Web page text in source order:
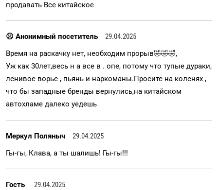
продавать Все китайское
☹ Анонимный посетитель
29.04.2025
Время на раскачку нет, необходим прорыв🤣🤣🤣,
Уж как 30лет,весь н а все в . опе, потому что тупые дураки,
ленивое ворье , пьянь и наркоманы.Просите на коленях ,
что бы западные бренды вернулись,на китайском
автохламе далеко уедешь
Меркул Поляныч
29.04.2025
Гы-гы, Клава, а ты шалишь! Гы-гы!!!
Гость
29.04.2025